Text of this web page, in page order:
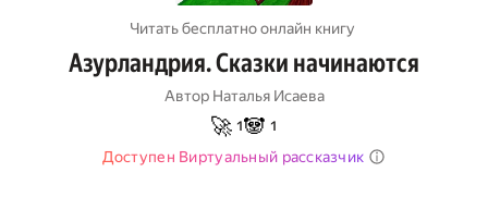
Читать бесплатно онлайн книгу
Азурландрия. Сказки начинаются
Автор Наталья Исаева
🚀 1🐼 1
Доступен Виртуальный рассказчик